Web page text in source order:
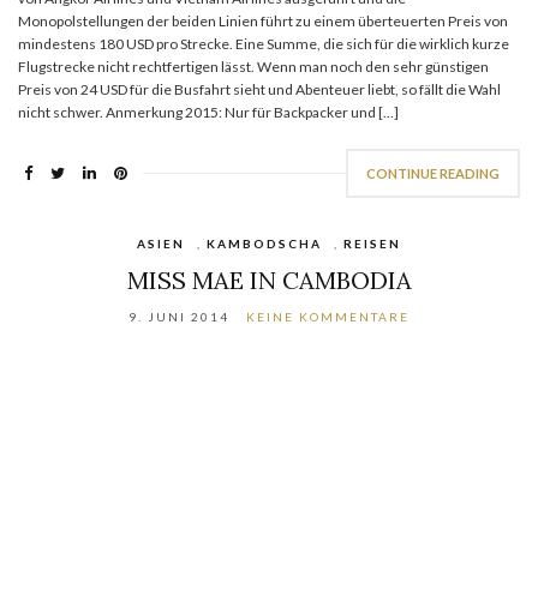
Monopolstellungen der beiden Linien führt zu einem überteuerten Preis von
mindestens 180 USD pro Strecke. Eine Summe, die sich für die wirklich kurze
Flugstrecke nicht rechtfertigen lässt. Wenn man noch den sehr günstigen
Preis von 24 USD für die Busfahrt sieht und Abenteuer liebt, so fällt die Wahl
nicht schwer. Anmerkung 2015: Nur für Backpacker und […]
CONTINUE READING
ASIEN KAMBODSCHA REISEN
MISS MAE IN CAMBODIA
9. JUNI 2014 KEINE KOMMENTARE